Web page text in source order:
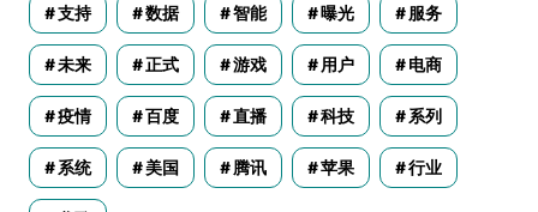
支持 数据 智能 曝光 服务
未来 正式 游戏 用户 电商
疫情 百度 直播 科技 系列
系统 美国 腾讯 苹果 行业